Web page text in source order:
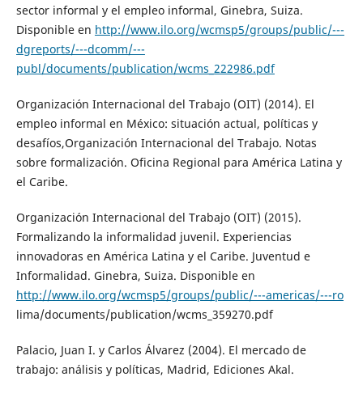
sector informal y el empleo informal, Ginebra, Suiza.
Disponible en http://www.ilo.org/wcmsp5/groups/public/---
dgreports/---dcomm/---
publ/documents/publication/wcms_222986.pdf
Organización Internacional del Trabajo (OIT) (2014). El
empleo informal en México: situación actual, políticas y
desafíos,Organización Internacional del Trabajo. Notas
sobre formalización. Oficina Regional para América Latina y
el Caribe.
Organización Internacional del Trabajo (OIT) (2015).
Formalizando la informalidad juvenil. Experiencias
innovadoras en América Latina y el Caribe. Juventud e
Informalidad. Ginebra, Suiza. Disponible en
http://www.ilo.org/wcmsp5/groups/public/---americas/---ro
lima/documents/publication/wcms_359270.pdf
Palacio, Juan I. y Carlos Álvarez (2004). El mercado de
trabajo: análisis y políticas, Madrid, Ediciones Akal.